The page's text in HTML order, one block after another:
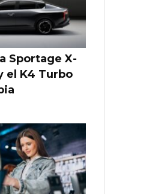
Sportage X-
el K4 Turbo